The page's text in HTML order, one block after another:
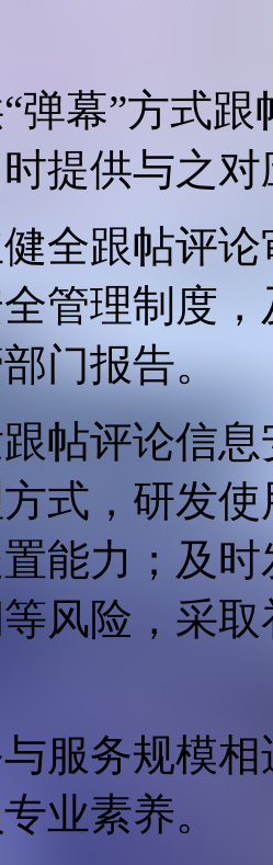
“弹幕”方式
提供与之
健全跟帖评
管理制度
门报告。
跟帖评论信
式，研发
能力；及
风险，采
与服务规模
业素养。